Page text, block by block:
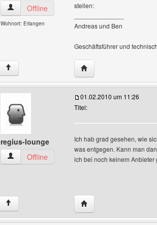
die-baukasten-typen Benutzer-Profile anzeigen
Offline
Wohnort: Erlangen
stellen:
Andreas und Ben
Geschäftsführer und
↑ Website dieses
regius-lounge
regius-lounge Benutzer-Profile anzeigen
Offline
01.02.2010 um 11:26
Titel:
Ich hab grad gesehen, wie
was entgegen. Kann man
ich bei noch keinem Anbieter
↑ Website dieses